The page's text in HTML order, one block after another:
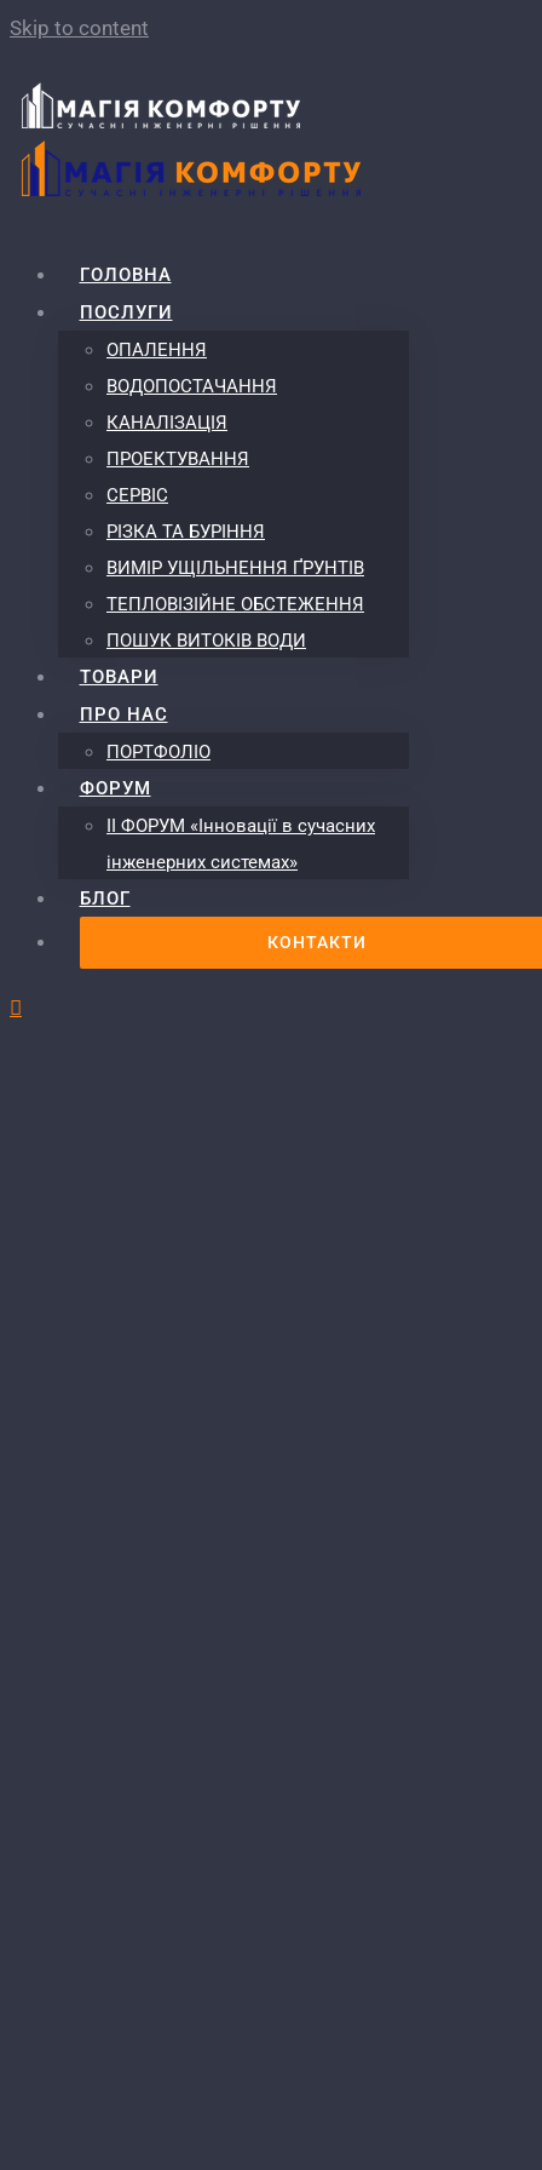
Skip to content
ГОЛОВНА
ПОСЛУГИ
ОПАЛЕННЯ
ВОДОПОСТАЧАННЯ
КАНАЛІЗАЦІЯ
ПРОЕКТУВАННЯ
СЕРВІС
РІЗКА ТА БУРІННЯ
ВИМІР УЩІЛЬНЕННЯ ҐРУНТІВ
ТЕПЛОВІЗІЙНЕ ОБСТЕЖЕННЯ
ПОШУК ВИТОКІВ ВОДИ
ТОВАРИ
ПРО НАС
ПОРТФОЛІО
ФОРУМ
ІІ ФОРУМ «Інновації в сучасних
інженерних системах»
БЛОГ
КОНТАКТИ